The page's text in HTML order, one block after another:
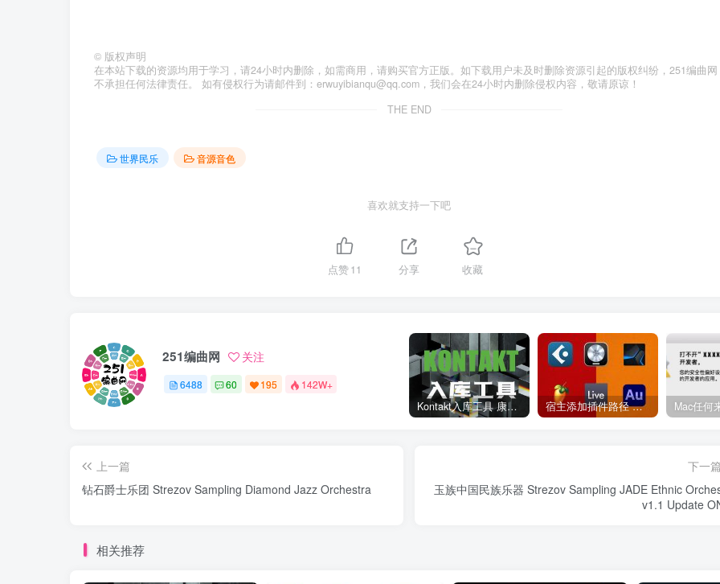
© 版权声明
在本站下载的资源均用于学习，请24小时内删除，如需商用，请购买官方正版。如下载用户未及时删除资源引起的版权纠纷，251编曲网
不承担任何法律责任。 如有侵权行为请邮件到：erwuyibianqu@qq.com，我们会在24小时内删除侵权内容，敬请原谅！
THE END
世界民乐 音源音色
喜欢就支持一下吧
点赞11 分享 收藏
251编曲网 关注
6488 60 195 142W+
Kontakt入库工具 康泰克入库教程 宿主添加插件路径 插件路径设置 VSTPlugins路径
上一篇
钻石爵士乐团 Strezov Sampling Diamond Jazz Orchestra
下一
玉族中国民族乐器 Strezov Sampling JADE Ethnic
v1.1 Update
相关推荐